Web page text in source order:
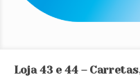
Loja 43 e
Loja 43 e 44 –